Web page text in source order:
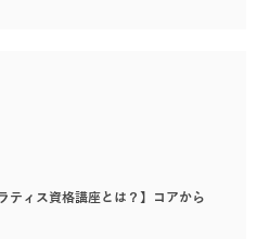
ティス資格講座とは？】コアから